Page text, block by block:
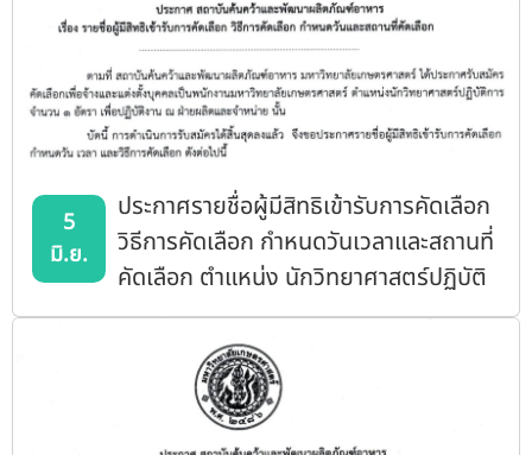
5
มิ.ย.
ประกาศรายชื่อผู้มีสิทธิเข้ารับการคัดเลือก
วิธีการคัดเลือก กำหนดวันเวลาและสถานที่
คัดเลือก ตำแหน่ง นักวิทยาศาสตร์ปฏิบัติ
การ